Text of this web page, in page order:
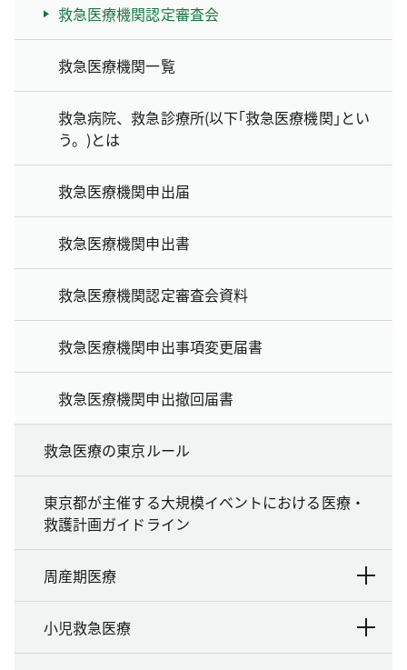
救急医療機関認定審査会
救急医療機関一覧
救急病院、救急診療所(以下｢救急医療機関｣とい
う。)とは
救急医療機関申出届
救急医療機関申出書
救急医療機関認定審査会資料
救急医療機関申出事項変更届書
救急医療機関申出撤回届書
救急医療の東京ルール
東京都が主催する大規模イベントにおける医療・
救護計画ガイドライン
周産期医療
小児救急医療